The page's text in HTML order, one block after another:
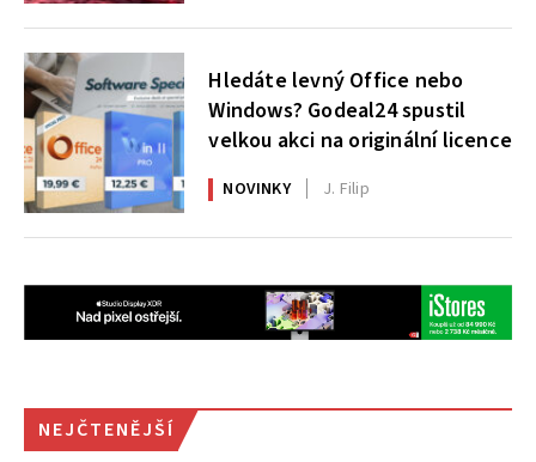
Hledáte levný Office nebo
Windows? Godeal24 spustil
velkou akci na originální licence
NOVINKY J. Filip
NEJČTENĚJŠÍ